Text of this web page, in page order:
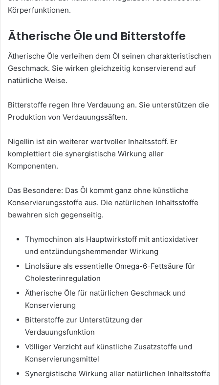
Körperfunktionen.
Ätherische Öle und Bitterstoffe
Ätherische Öle verleihen dem Öl seinen charakteristischen
Geschmack. Sie wirken gleichzeitig konservierend auf
natürliche Weise.
Bitterstoffe regen Ihre Verdauung an. Sie unterstützen die
Produktion von Verdauungssäften.
Nigellin ist ein weiterer wertvoller Inhaltsstoff. Er
komplettiert die synergistische Wirkung aller
Komponenten.
Das Besondere: Das Öl kommt ganz ohne künstliche
Konservierungsstoffe aus. Die natürlichen Inhaltsstoffe
bewahren sich gegenseitig.
Thymochinon als Hauptwirkstoff mit antioxidativer
und entzündungshemmender Wirkung
Linolsäure als essentielle Omega-6-Fettsäure für
Cholesterinregulation
Ätherische Öle für natürlichen Geschmack und
Konservierung
Bitterstoffe zur Unterstützung der
Verdauungsfunktion
Völliger Verzicht auf künstliche Zusatzstoffe und
Konservierungsmittel
Synergistische Wirkung aller natürlichen Inhaltsstoffe